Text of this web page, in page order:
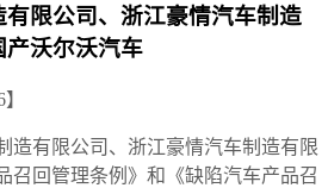
限公司、浙江豪情汽车制造
沃尔沃汽车
造有限公司、浙江豪情汽车制造有限
召回管理条例》和《缺陷汽车产品召